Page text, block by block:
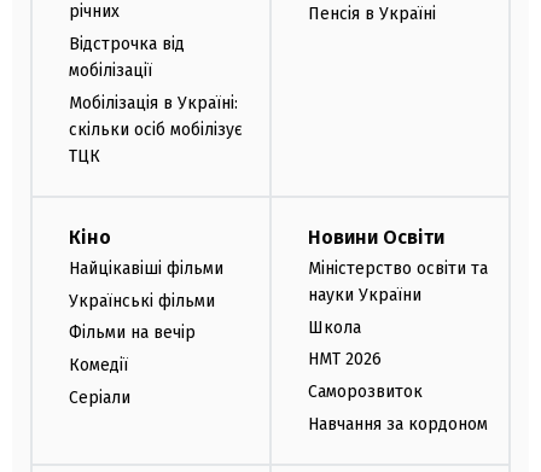
річних
Відстрочка від
мобілізації
Мобілізація в Україні:
скільки осіб мобілізує
ТЦК
Пенсія в Україні
Кіно
Найцікавіші фільми
Українські фільми
Фільми на вечір
Комедії
Серіали
Новини Освіти
Міністерство освіти та
науки України
Школа
НМТ 2026
Саморозвиток
Навчання за кордоном